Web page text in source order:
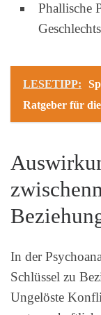
Phallische
LESETIPP:
Ratgeber für
In der
Schlüssel zu
Ungelöste